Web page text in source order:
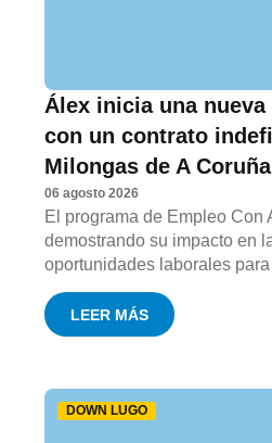
Álex inicia una nueva
con un contrato
Milongas de A Coruña
06 agosto 2026
El programa de Empleo Con
demostrando su impacto en
oportunidades laborales
LEER MÁS
DOWN LUGO